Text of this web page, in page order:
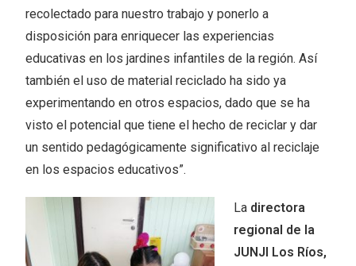
recolectado para nuestro trabajo y ponerlo a
disposición para enriquecer las experiencias
educativas en los jardines infantiles de la región. Así
también el uso de material reciclado ha sido ya
experimentando en otros espacios, dado que se ha
visto el potencial que tiene el hecho de reciclar y dar
un sentido pedagógicamente significativo al reciclaje
en los espacios educativos”.
La directora
regional de la
JUNJI Los Ríos,